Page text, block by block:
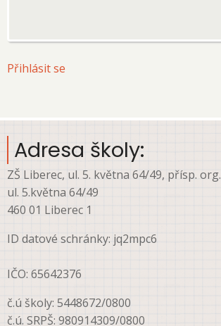
User
menu
Přihlásit se
Adresa školy:
ZŠ Liberec, ul. 5. května 64/49, přísp. org.
ul. 5.května 64/49
460 01 Liberec 1
ID datové schránky: jq2mpc6
IČO: 65642376
č.ú školy: 5448672/0800
č.ú. SRPŠ: 980914309/0800